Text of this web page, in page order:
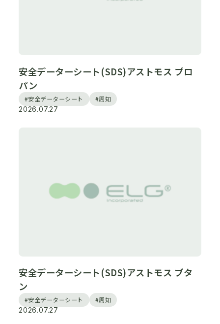
安全データーシート(SDS)アストモス プロ
パン
#安全データーシート
#周知
2026.07.27
安全データーシート(SDS)アストモス ブタ
ン
#安全データーシート
#周知
2026.07.27